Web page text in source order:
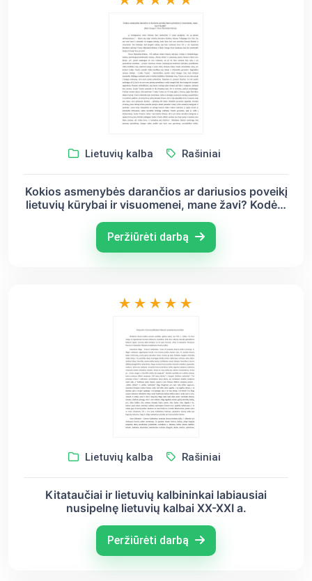
Lietuvių kalba Rašiniai
Kokios asmenybės darančios ar dariusios poveikį
lietuvių kūrybai ir visuomenei, mane žavi? Kodėl?
Peržiūrėti darbą
Lietuvių kalba Rašiniai
Kitataučiai ir lietuvių kalbininkai labiausiai
nusipelnę lietuvių kalbai XX-XXI a.
Peržiūrėti darbą